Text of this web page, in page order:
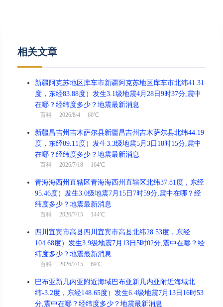
相关文章
新疆阿克苏地区库车市新疆阿克苏地区库车市北纬41.31
度，东经83.88度）发生3.1级地震4月28日9时37分,震中
在哪？经纬度多少？地震最新消息
百科 2026/8/4 60℃
新疆昌吉州吉木萨尔县新疆昌吉州吉木萨尔县北纬44.19
度，东经89.11度）发生3.3级地震5月3日18时15分,震中
在哪？经纬度多少？地震最新消息
百科 2026/7/18 164℃
青海海西州直辖区青海海西州直辖区北纬37.81度，东经
95.46度）发生3.0级地震7月15日7时59分,震中在哪？经
纬度多少？地震最新消息
百科 2026/7/15 144℃
四川宜宾市高县四川宜宾市高县北纬28.53度，东经
104.68度）发生3.9级地震7月13日5时02分,震中在哪？经
纬度多少？地震最新消息
百科 2026/7/15 69℃
巴布亚新几内亚附近海域巴布亚新几内亚附近海域北
纬-3.2度，东经148.65度）发生6.4级地震7月13日16时53
分,震中在哪？经纬度多少？地震最新消息